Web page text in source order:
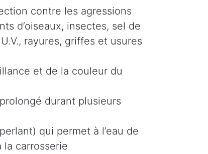
contre les agressions
d’oiseaux, insectes, sel de
rayures, griffes et usures
et de la couleur du
durant plusieurs
qui permet à l’eau de
la carrosserie